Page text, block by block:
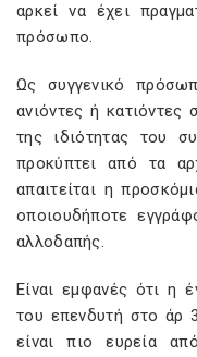
αρκεί να έχει
πρόσωπο.
Ως συγγενικό
ανιόντες ή κατιόντες
της ιδιότητας του
προκύπτει από τα
απαιτείται η
οποιουδήποτε
αλλοδαπής.
Είναι εμφανές ότι η
του επενδυτή στο άρ
είναι πιο ευρεία